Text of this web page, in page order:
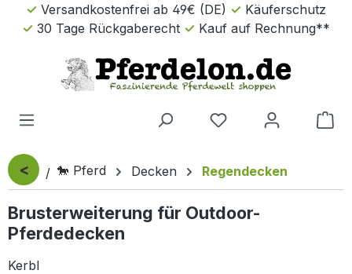
Zum Hauptinhalt springen
Versandkostenfrei ab 49€ (DE)
Käuferschutz
30 Tage Rückgaberecht
Kauf auf Rechnung**
< 🐎 Pferd Decken Regendecken
Brusterweiterung für Outdoor-
Pferdedecken
Kerbl